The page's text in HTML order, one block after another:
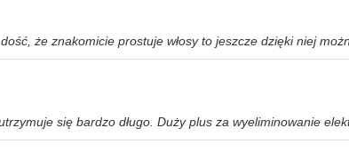
że znakomicie prostuje włosy to jeszcze dzięki niej
się bardzo długo. Duży plus za wyeliminowanie